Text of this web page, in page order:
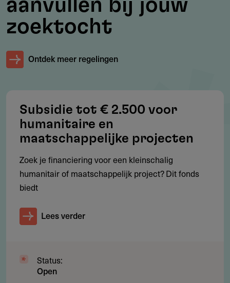
Wie kan een aanvraag indienen?
Nederlandse stichtingen met een ANBI-status
Belgische verenigingen zonder winstoogmerk (vzw’s)
Internationale projecten via een Nederlandse of
De aanvragende organisatie is minimaal twee jaar actief
en heeft aantoonbare resultaten binnen het thema of het
land van de aanvraag.
Werkgebied
De financiering is beschikbaar voor projecten in
Nederland en internationaal. Het fonds ondersteunt
Nederland, België en het Caribisch gebied.
aanvullen bij jouw
zoektocht
Ontdek meer regelingen
Subsidie tot € 2.500 voor
humanitaire en
maatschappelijke projecten
Zoek je financiering voor een kleinschalig
humanitair of maatschappelijk project? Dit fonds
biedt
Lees verder
Status:
Open